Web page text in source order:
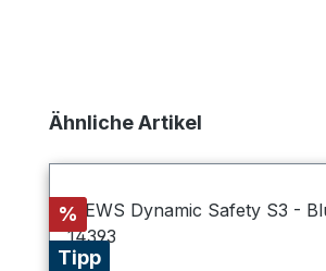
Produktgalerie überspringen
Ähnliche Artikel
Rabatt
%
Tipp